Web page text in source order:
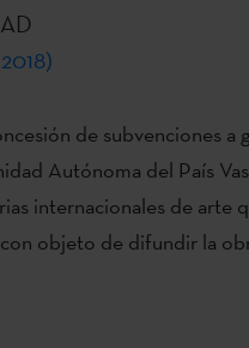
de subvenciones a
Autónoma del País
internacionales de arte
objeto de difundir la